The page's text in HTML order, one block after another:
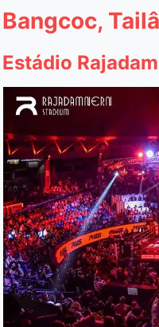
Bangcoc,
Estádio